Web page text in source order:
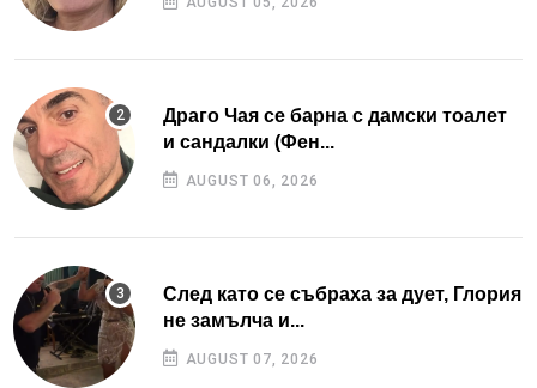
Драго Чая се барна с дамски тоалет
и сандалки (Фен...
AUGUST 06, 2026
След като се събраха за дует, Глория
не замълча и...
AUGUST 07, 2026